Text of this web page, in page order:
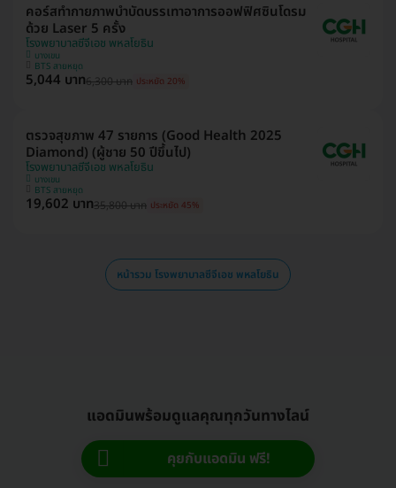
คอร์สทำกายภาพบำบัดบรรเทาอาการออฟฟิศซินโดรม
ด้วย Laser 5 ครั้ง
โรงพยาบาลซีจีเอช พหลโยธิน
บางเขน
BTS สายหยุด
5,044 บาท6,300 บาท ประหยัด 20%
ตรวจสุขภาพ 47 รายการ (Good Health 2025
Diamond) (ผู้ชาย 50 ปีขึ้นไป)
โรงพยาบาลซีจีเอช พหลโยธิน
บางเขน
BTS สายหยุด
19,602 บาท35,800 บาท ประหยัด 45%
หน้ารวม โรงพยาบาลซีจีเอช พหลโยธิน
แอดมินพร้อมดูแลคุณทุกวันทางไลน์
คุยกับแอดมิน ฟรี!